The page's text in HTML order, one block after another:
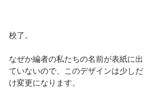
校了。
なぜか編者の私たちの名前が表紙に出
ていないので、このデザインは少しだ
け変更になります。